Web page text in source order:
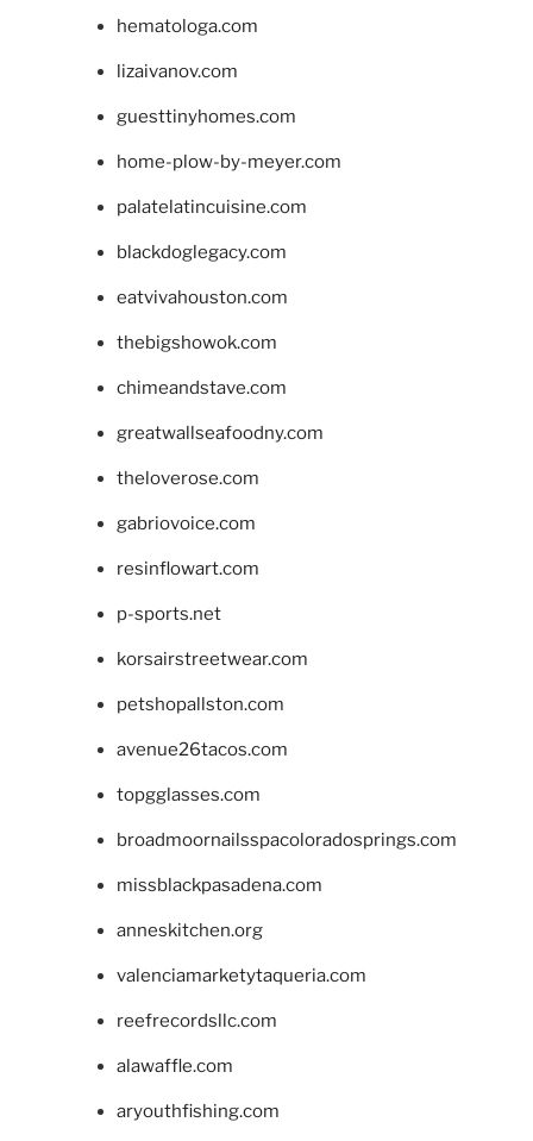
hematologa.com
lizaivanov.com
guesttinyhomes.com
home-plow-by-meyer.com
palatelatincuisine.com
blackdoglegacy.com
eatvivahouston.com
thebigshowok.com
chimeandstave.com
greatwallseafoodny.com
theloverose.com
gabriovoice.com
resinflowart.com
p-sports.net
korsairstreetwear.com
petshopallston.com
avenue26tacos.com
topgglasses.com
broadmoornailsspacoloradosprings.com
missblackpasadena.com
anneskitchen.org
valenciamarketytaqueria.com
reefrecordsllc.com
alawaffle.com
aryouthfishing.com